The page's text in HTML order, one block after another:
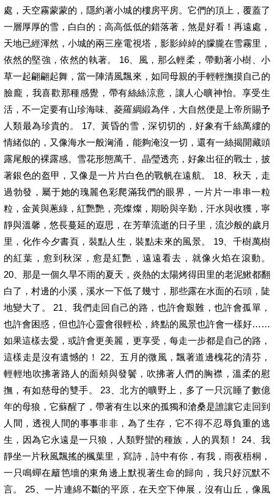
處，天空霧蒙蒙的，隱約著小城的樓房平房。它們的頂上，覆蓋了
一層厚厚的雪，白白的；高高低低的錯落著，煞是好看！再遠處，
天地已經渾然，小城的兩三座電視塔，影影綽綽的朦朧在雪霧里，
依然的堅強，依然的執著。 16、風，那么輕柔，帶動著小樹、小
草一起翩翩起舞，當一陣清風飄來，如同母親的手輕輕撫摸自己的
臉龐，我喜歡那種感覺，帶有絲絲涼意，讓人心曠神怡。享受生
活，不一定要有山珍海味、菱羅綢緞為伴，大自然便是上帝所賜予
人類最為珍貴的。 17、黃昏的雪，深切切的，好象有千絲萬縷的
情緒似的，又像海水一般洶涌，能夠淹沒一切，還有一絲揭開藏頭
露尾般的裸露感。雪花形態萬千、晶瑩透亮，好象出征的戰士，披
著銀色的盔甲，又像是一片片白色的戰帆在遠航。 18、秋天，走
過勃發，屬于她的瑰麗色彩爬滿我們的眼界，一片片一串串一粒
粒，金黃與蔥綠，紅艷艷，亮燦燦，期盼與辛勤，汗水與收獲，寧
靜與溫馨，悠長蔓延的遐思，在芳華流逝的日子里，流沙般的歲月
里，化作今夕書頁，裝點人生，裝點未來的風景。 19、千樹萬樹
的紅葉，愈到秋深，愈是紅艷，遠遠看去，就像火焰在滾動。
20、那是一個久旱不雨的夏天，炎熱的太陽烤得田里的老泥鰍都翻
白了，村邊的小溪，溪水一下低了幾寸，那些露在水面的石頭，陡
地變大了。 21、我們走回自己的路，也許會艱難，也許會孤單，
也許會困惑，但也許心靈會很輕松，終點的風景也許會一樣好……
如果這樣去愛，或許會更美麗，更享受，每走一步都是自己的路，
這樣走是沒有遺憾的！ 22、五月的微風，飄著道邊槐花的清芬，
輕輕地吹拂著路人的面頰與發鬢，吹拂著人們的胸襟，溫柔的慰
撫，有如慈母的雙手。 23、北方的曠野上，多了一只沉睡了數億
年的母狼，它蘇醒了，帶著有生以來的孤獨和滄桑是誰讓它走回到
人間，透視人間的事事非非，為了生存，它不得不忍辱負重的逃
生，因為它永遠是一只狼，人類野蠻的種族，人的異類！ 24、我
靜坐一片秋風飄搖的楓葉里，寫詩，詩中有你，有我，雨夜梧桐，
一只鳴蟬在籬笆墻的東角邊上默視著生命的歸向，我只好沉默不
言。 25、一片連綿不斷的平原，在天空下伸展，沒有山丘，像風